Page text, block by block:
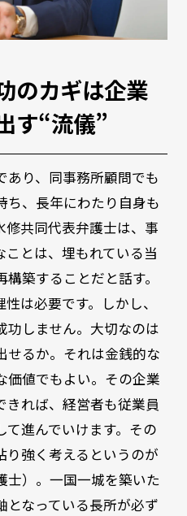
のカギは企業
す“流儀”
あり、同事務所顧問でも
ち、長年にわたり自身も
修共同代表弁護士は、事
とは、埋もれている当
築することだと話す。
は必要です。しかし、
功しません。大切なのは
せるか。それは金銭的な
価値でもよい。その企業
きれば、経営者も従業員
進んでいけます。その
り強く考えるというのが
士）。一国一城を築いた
なっている長所が必ず